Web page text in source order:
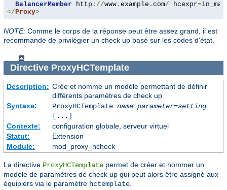
BalancerMember http ://www . example . com/ hcexpr=
</Proxy>
NOTE: Comme le corps de la réponse peut être assez grand, il est
recommandé de privilégier un check up basé sur les codes d'état.
Directive ProxyHCTemplate
Description: Crée et nomme un modèle permettant de définir
différents paramètres de check up
Syntaxe:
ProxyHCTemplate name parameter=setting
[...]
Contexte:
configuration globale, serveur virtuel
Statut:
Extension
Module:
mod_proxy_hcheck
La directive ProxyHCTemplate permet de créer et nommer un
modèle de paramètres de check up qui peut alors être assigné aux
équipiers via le paramètre hctemplate